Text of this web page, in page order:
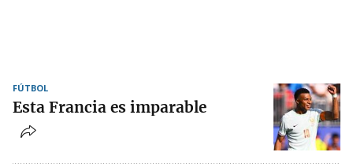
FÚTBOL
Esta Francia es imparable